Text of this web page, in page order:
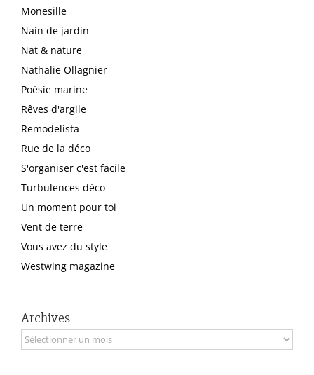
Monesille
Nain de jardin
Nat & nature
Nathalie Ollagnier
Poésie marine
Rêves d'argile
Remodelista
Rue de la déco
S'organiser c'est facile
Turbulences déco
Un moment pour toi
Vent de terre
Vous avez du style
Westwing magazine
Archives
Archives